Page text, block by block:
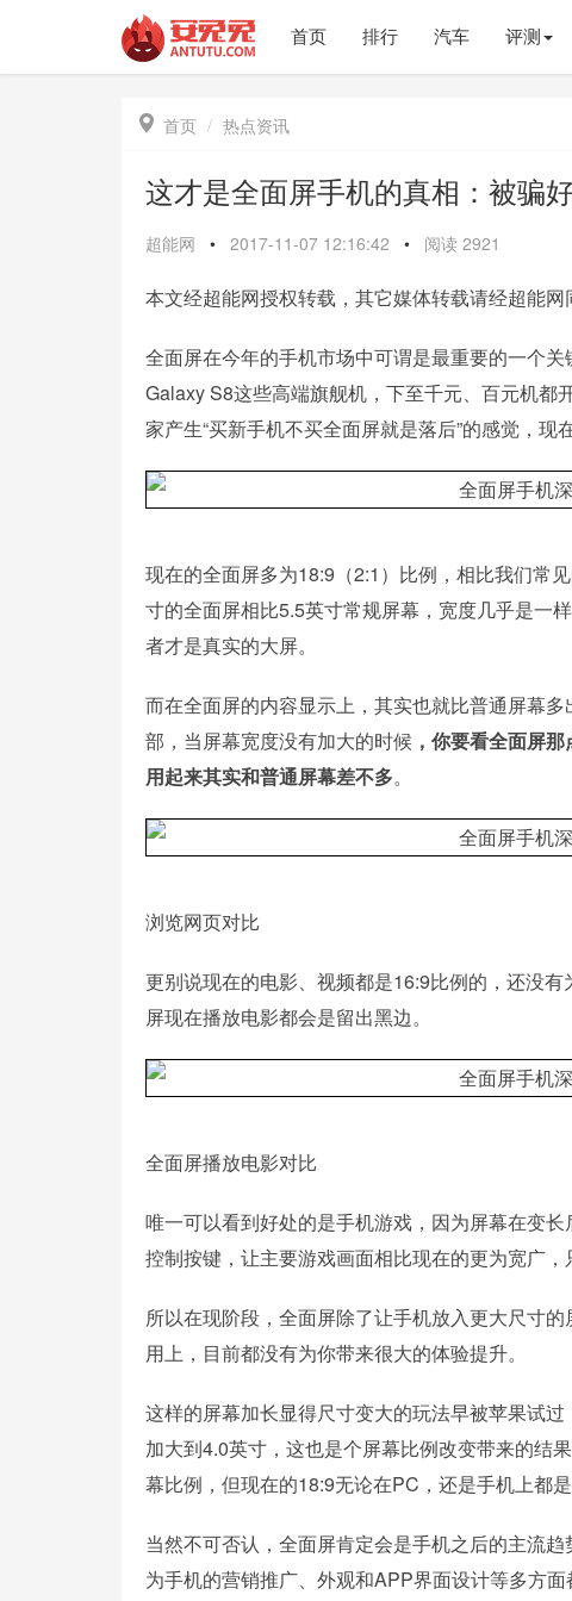
首页 排行 汽车 评测
 首页 热点资讯
这才是全面屏手机的真相：被
超能网 • 2017-11-07 12:16:42 • 阅读 2921
本文经超能网授权转载，其它媒体转载请经超能网
全面屏在今年的手机市场中可谓是最重要的一个
Galaxy S8这些高端旗舰机，下至千元、百元机都
家产生“买新手机不买全面屏就是落后”的感觉，现
现在的全面屏多为18:9（2:1）比例，相比我们常
寸的全面屏相比5.5英寸常规屏幕，宽度几乎是一
者才是真实的大屏。
而在全面屏的内容显示上，其实也就比普通屏幕
部，当屏幕宽度没有加大的时候 ，你要看全面屏
用起来其实和普通屏幕差不多。
浏览网页对比
更别说现在的电影、视频都是16:9比例的，还没
屏现在播放电影都会是留出黑边。
全面屏播放电影对比
唯一可以看到好处的是手机游戏，因为屏幕在变
控制按键，让主要游戏画面相比现在的更为宽广，
所以在现阶段，全面屏除了让手机放入更大尺寸
用上，目前都没有为你带来很大的体验提升。
这样的屏幕加长显得尺寸变大的玩法早被苹果试
加大到4.0英寸，这也是个屏幕比例改变带来的结
幕比例，但现在的18:9无论在PC，还是手机上都是
当然不可否认，全面屏肯定会是手机之后的主流
为手机的营销推广、外观和APP界面设计等多方